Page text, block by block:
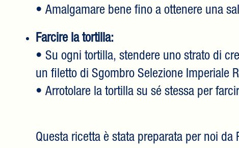
• Amalgamare bene fino a ottenere una
Farcire la tortilla:
• Su ogni tortilla, stendere uno strato di
un filetto di Sgombro Selezione Imperiale
• Arrotolare la tortilla su sé stessa per
Questa ricetta è stata preparata per noi da